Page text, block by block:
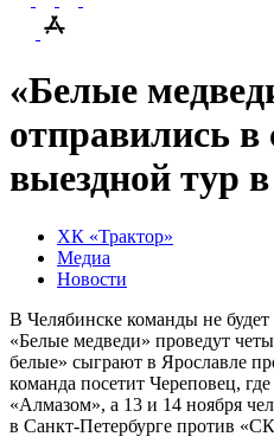
«Белые
отправились в
выездной тур в
ХК «Трактор»
Медиа
Новости
В Челябинске команды не
«Белые медведи» проведут
белые» сыграют в Ярославле
команда посетит Череповец,
«Алмазом», а 13 и 14 ноября
в Санкт-Петербурге против